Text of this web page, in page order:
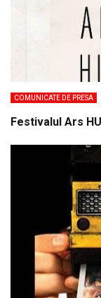
COMUNICATE DE PRESA
Festivalul Ars